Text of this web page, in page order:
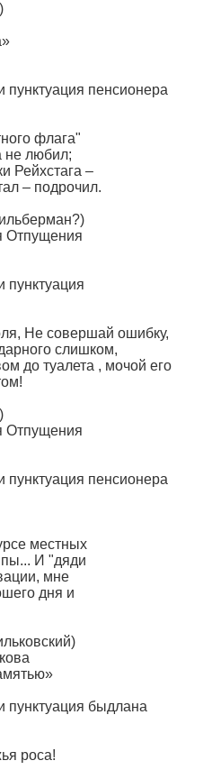
пенсионера
флага"
не любил;
Рейхстага –
– подрочил.
Отпущения
пунктуация
Не совершай ошибку,
слишком,
до туалета , мочой его
Отпущения
пенсионера
местных
И "дяди
мне
дня и
пунктуация быдлана
роса!